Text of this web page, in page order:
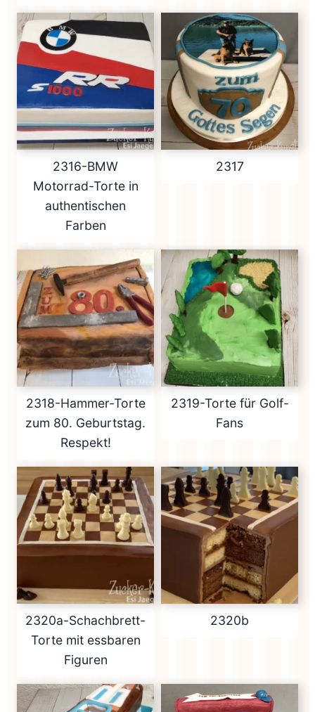
2316-BMW
Motorrad-Torte in
authentischen
Farben
2317
2318-Hammer-Torte
zum 80. Geburtstag.
Respekt!
2319-Torte für Golf-
Fans
2320a-Schachbrett-
Torte mit essbaren
Figuren
2320b